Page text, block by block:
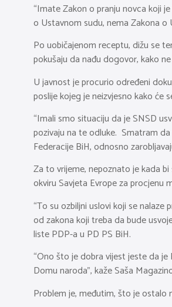
“Imate Zakon o pranju novca koji
o Ustavnom sudu, nema Zakona o
Po uobičajenom receptu, dižu se
pokušaju da nađu dogovor, kako
U javnost je procurio određeni
poslije kojeg je neizvjesno kako će
“Imali smo situaciju da je SNSD
pozivaju na te odluke. Smatram
Federacije BiH, odnosno
Za to vrijeme, nepoznato je kada
okviru Savjeta Evrope za procjenu
“To su ozbiljni uslovi koji se
od zakona koji treba da bude
liste PDP-a u PD PS BiH.
“Ono što je dobra vijest jeste da
Domu naroda”, kaže Saša
Problem je, međutim, što je ostalo